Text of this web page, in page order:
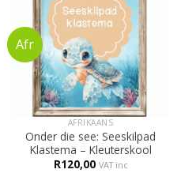
AFRIKAANS
Onder die see: Seeskilpad
Klastema – Kleuterskool
R120,00 VAT inc